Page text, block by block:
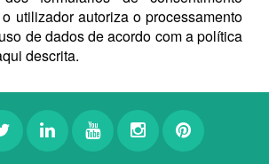
utilizador autoriza o processamento
de dados de acordo com a política
descrita.